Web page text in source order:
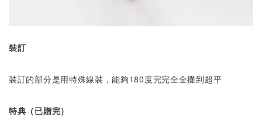
裝訂
裝訂的部分是用特殊線裝，能夠180度完完全全攤到超平
特典（已贈完）